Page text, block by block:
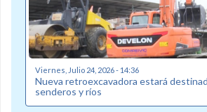
Viernes, Julio 24, 2026 - 14:36
Nueva retroexcavadora estará
senderos y ríos